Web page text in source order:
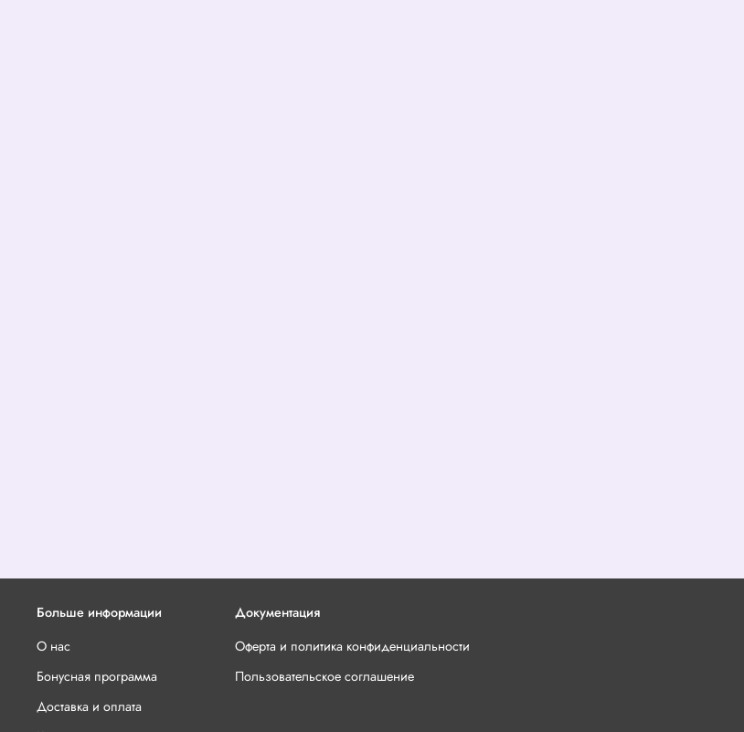
Больше информации
О нас
Бонусная программа
Доставка и оплата
Документация
Оферта и политика конфиденциальности
Пользовательское соглашение